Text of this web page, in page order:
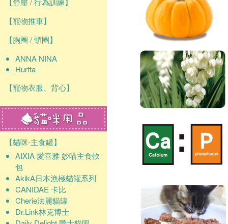
【寵物推車】
【胸圈 / 頸圈】
ANNA NINA
Hurtta
【寵物衣服、背心】
【貓咪-主食罐】
AIXIA 愛喜雅 妙喵主食軟
包
AkikA日本漁極貓罐系列
CANIDAE 卡比
Cherie法麗貓罐
Dr.Link林克博士